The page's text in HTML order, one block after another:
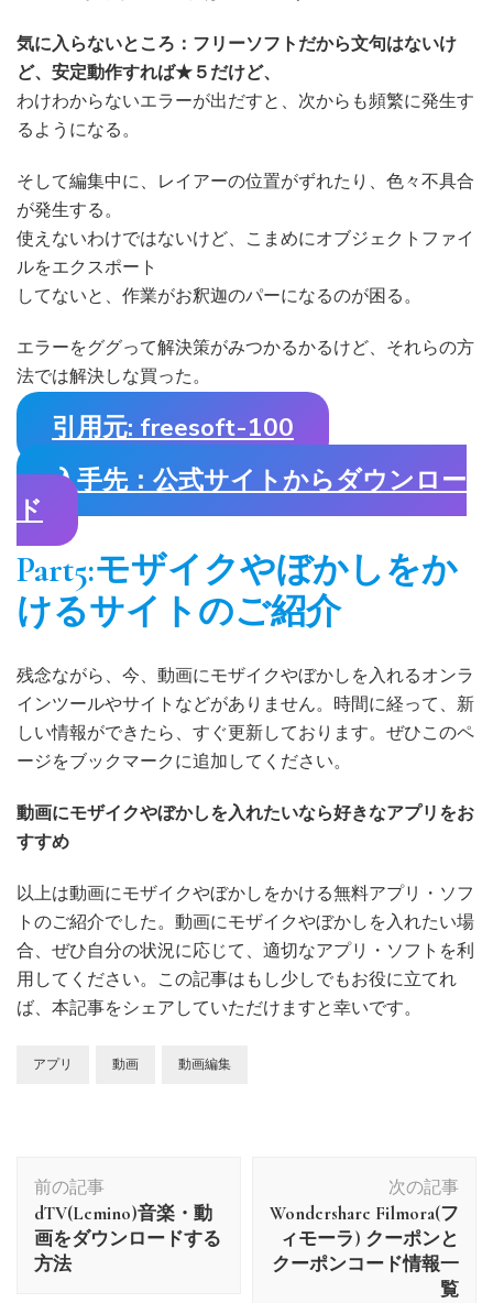
気に入らないところ：フリーソフトだから文句はないけ
ど、安定動作すれば★５だけど、
わけわからないエラーが出だすと、次からも頻繁に発生す
るようになる。
そして編集中に、レイアーの位置がずれたり、色々不具合
が発生する。
使えないわけではないけど、こまめにオブジェクトファイ
ルをエクスポート
してないと、作業がお釈迦のパーになるのが困る。
エラーをググって解決策がみつかるかるけど、それらの方
法では解決しな買った。
引用元: freesoft-100
入手先：公式サイトからダウンロー
ド
Part5:モザイクやぼかしをか
けるサイトのご紹介
残念ながら、今、動画にモザイクやぼかしを入れるオンラ
インツールやサイトなどがありません。時間に経って、新
しい情報ができたら、すぐ更新しております。ぜひこのペ
ージをブックマークに追加してください。
動画にモザイクやぼかしを入れたいなら好きなアプリをお
すすめ
以上は動画にモザイクやぼかしをかける無料アプリ・ソフ
トのご紹介でした。動画にモザイクやぼかしを入れたい場
合、ぜひ自分の状況に応じて、適切なアプリ・ソフトを利
用してください。この記事はもし少しでもお役に立てれ
ば、本記事をシェアしていただけますと幸いです。
アプリ 動画 動画編集
投
稿
ナ
ビ
前の記事
dTV(Lemino)音楽・動
画をダウンロードする
方法
次の記事
Wondershare Filmora(フ
ィモーラ) クーポンと
クーポンコード情報一
覧